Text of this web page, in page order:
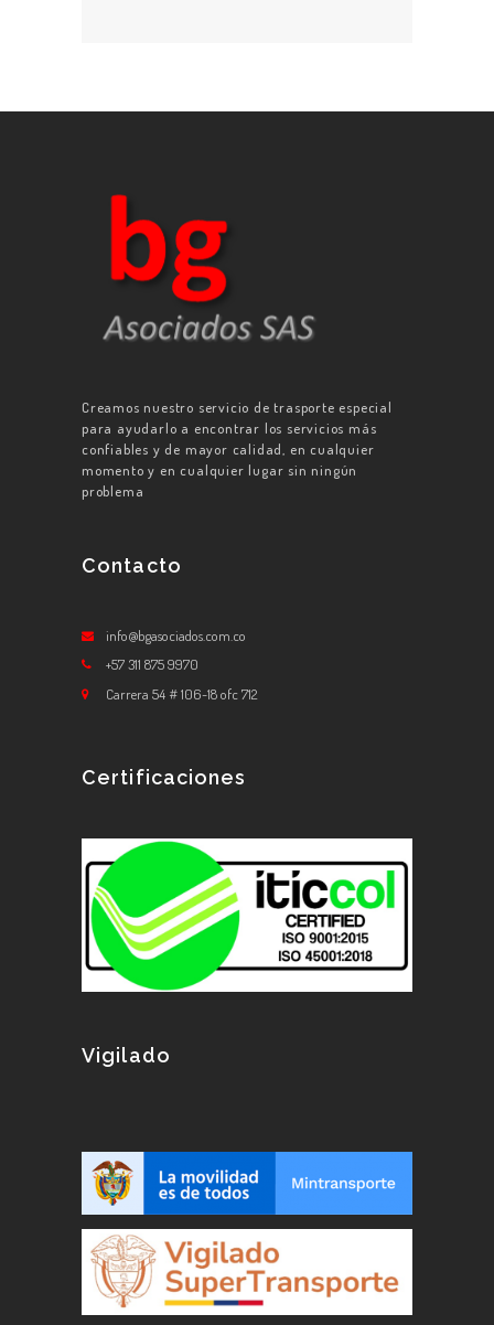
Creamos nuestro servicio de trasporte especial
para ayudarlo a encontrar los servicios más
confiables y de mayor calidad, en cualquier
momento y en cualquier lugar sin ningún
problema
Contacto
info@bgasociados.com.co
+57 311 875 9970
Carrera 54 # 106-18 ofc 712
Certificaciones
Vigilado